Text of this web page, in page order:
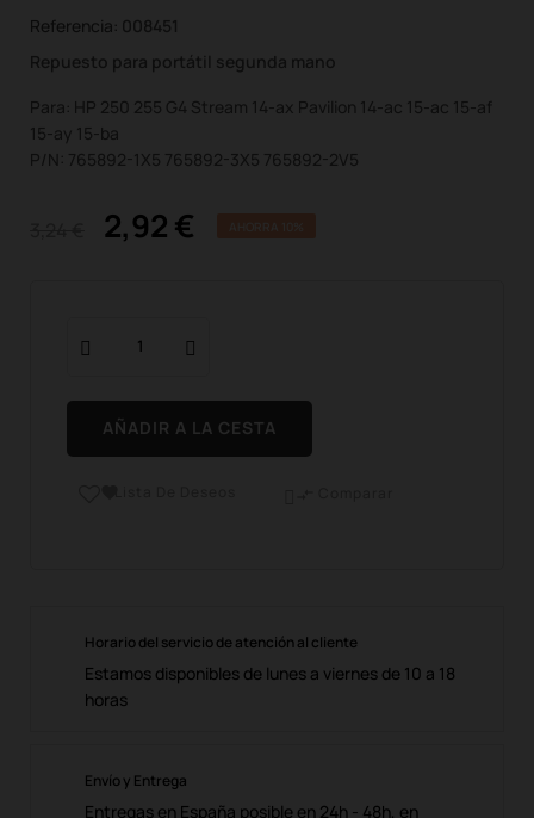
Referencia: 008451
Repuesto para portátil segunda mano
Para: HP 250 255 G4 Stream 14-ax Pavilion 14-ac 15-ac 15-af
15-ay 15-ba
P/N: 765892-1X5 765892-3X5 765892-2V5
2,92 €
AÑADIR A LA CESTA
Horario del servicio de atención al cliente
Estamos disponibles de lunes a viernes de 10 a 18
horas
Envío y Entrega
Entregas en España posible en 24h - 48h, en